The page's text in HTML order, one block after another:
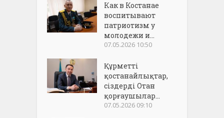
Как в Костанае
воспитывают
патриотизм у
молодежи и...
07.05.2026 10:50
Құрметті
қостанайлықтар,
сіздерді Отан
қорғаушылар...
07.05.2026 09:10